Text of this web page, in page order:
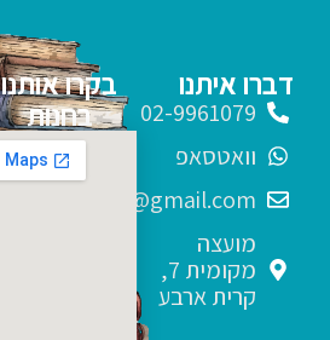
דברו איתנו
02-9961079
וואטסאפ
sfarim.k4@gmail.com
מועצה
מקומית 7,
קרית ארבע
בקרו אותנו
בחנות